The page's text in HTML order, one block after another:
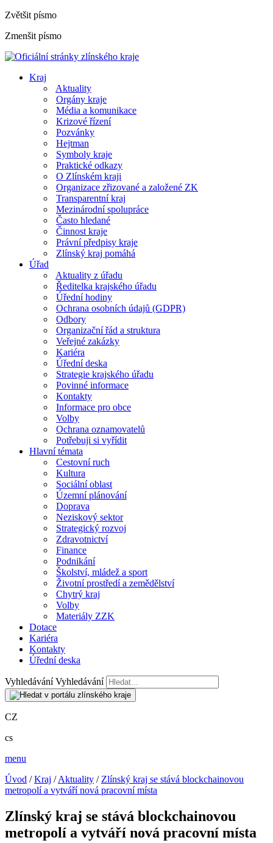
Zvětšit písmo
Zmenšit písmo
Kraj
Aktuality
Orgány kraje
Média a komunikace
Krizové řízení
Pozvánky
Hejtman
Symboly kraje
Praktické odkazy
O Zlínském kraji
Organizace zřizované a založené ZK
Transparentní kraj
Mezinárodní spolupráce
Často hledané
Činnost kraje
Právní předpisy kraje
Zlínský kraj pomáhá
Úřad
Aktuality z úřadu
Ředitelka krajského úřadu
Úřední hodiny
Ochrana osobních údajů (GDPR)
Odbory
Organizační řád a struktura
Veřejné zakázky
Kariéra
Úřední deska
Strategie krajského úřadu
Povinné informace
Kontakty
Informace pro obce
Volby
Ochrana oznamovatelů
Potřebuji si vyřídit
Hlavní témata
Cestovní ruch
Kultura
Sociální oblast
Územní plánování
Doprava
Neziskový sektor
Strategický rozvoj
Zdravotnictví
Finance
Podnikání
Školství, mládež a sport
Životní prostředí a zemědělství
Chytrý kraj
Volby
Materiály ZZK
Dotace
Kariéra
Kontakty
Úřední deska
Vyhledávání Vyhledávání
CZ
cs
menu
Úvod /Kraj /Aktuality / Zlínský kraj se stává blockchainovou
metropolí a vytváří nová pracovní místa
Zlínský kraj se stává blockchainovou
metropolí a vytváří nová pracovní místa